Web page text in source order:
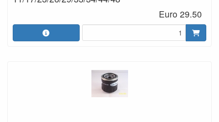
Euro 29.50